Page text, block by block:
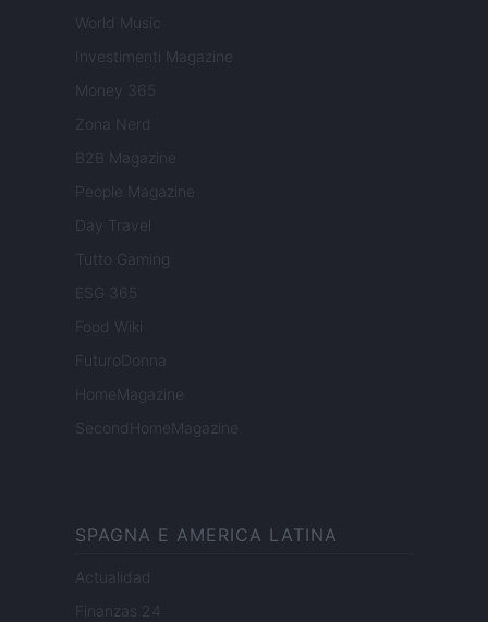
World Music
Investimenti Magazine
Money 365
Zona Nerd
B2B Magazine
People Magazine
Day Travel
Tutto Gaming
ESG 365
Food Wiki
FuturoDonna
HomeMagazine
SecondHomeMagazine
SPAGNA E AMERICA LATINA
Actualidad
Finanzas 24